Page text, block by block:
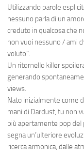
Utilizzando parole
nessuno parla di un
creduto in qualcosa che
non vuoi nessuno / ami
voluto”.
Un ritornello killer
generando
views.
Nato inizialmente come
mani di Dardust, tu non
più apertamente pop del
segna un’ulteriore
ricerca armonica, dalle